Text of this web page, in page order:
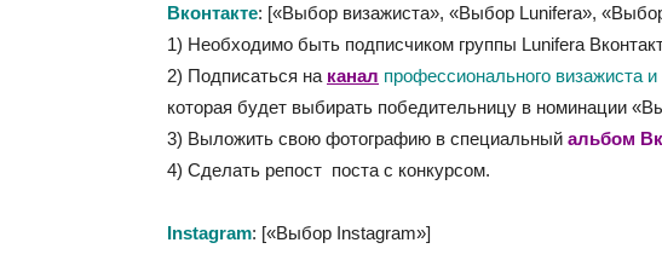
Вконтакте: [«Выбор визажиста», «Выбор Lunifera»,
1) Необходимо быть подписчиком группы Lunifera
2) Подписаться на канал профессионального визажиста и
которая будет выбирать победительницу в номинации
3) Выложить свою фотографию в специальный альбом
4) Сделать репост поста с конкурсом.
Instagram: [«Выбор Instagram»]